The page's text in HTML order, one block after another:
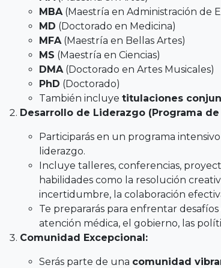
MBA(Maestría en Administración de
MD (Doctorado en Medicina)
MFA(Maestría en Bellas Artes)
MS (Maestría en Ciencias)
DMA(Doctorado en Artes Musicales)
PhD (Doctorado)
También incluye titulaciones
Desarrollo de Liderazgo (Programa
Participarás en un programa
liderazgo.
Incluye talleres, conferencias,
habilidades como la resolución
incertidumbre, la colaboración
Te prepararás para enfrentar
atención médica, el gobierno, las
Comunidad Excepcional:
Serás parte de una comunidad